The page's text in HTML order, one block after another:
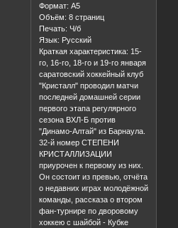
Формат: А5
Объём: 8 страниц
Печать: Ч/б
Язык: Русский
Краткая характеристика: 15-
го, 16-го, 18-го и 19-го января
саратовский хоккейный клуб
"Кристалл" проводил матчи
последней домашней серии
первого этапа регулярного
сезона ВХЛ-Б против
"Динамо-Алтай" из Барнаула.
32-й номер СТЕПЕНИ
КРИСТАЛЛИЗАЦИИ
приурочен к первому из них.
Он состоит из превью, отчёта
о недавних играх молодёжной
команды, рассказа о втором
фан-турнире по дворовому
хоккею с шайбой - Кубке